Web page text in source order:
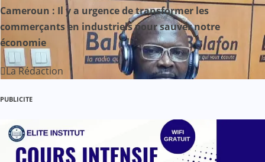
’
a
r
t
c
Cameroun : Il y a urgence de transformer les
commerçants en industriels pour sauver notre
économie
La Rédaction
PUBLICITE